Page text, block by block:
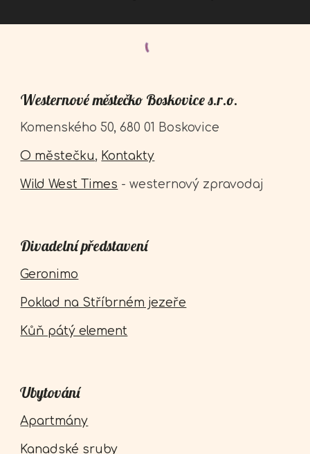
Westernové městečko Boskovice s.r.o.
Komenského 50, 680 01 Boskovice
O městečku, Kontakty
Wild West Times - westernový zpravodaj
Divadelní představení
Geronimo
Poklad na Stříbrném jezeře
Kůň pátý element
Ubytování
Apartmány
Kanadské sruby